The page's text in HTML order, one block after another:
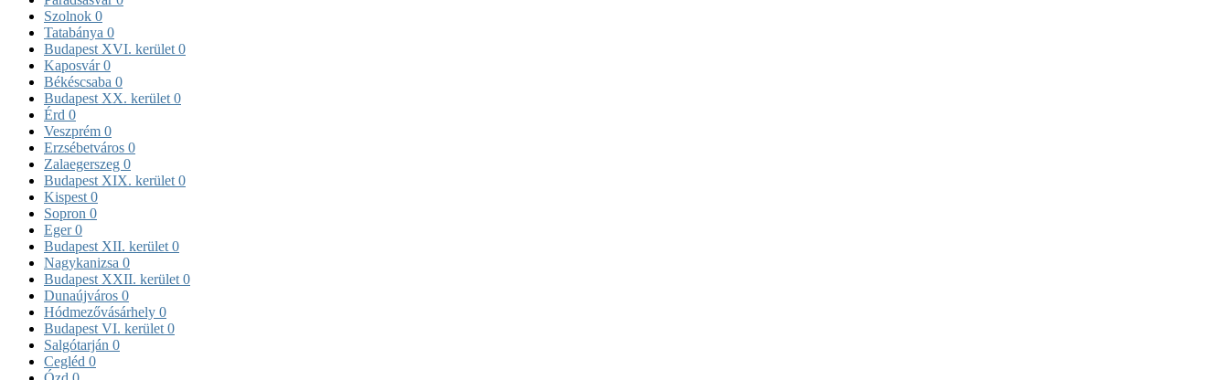
Szolnok 0
Tatabánya 0
Budapest XVI. kerület 0
Kaposvár0
Békéscsaba 0
Budapest XX. kerület 0
Érd 0
Veszprém 0
Erzsébetváros 0
Zalaegerszeg 0
Budapest XIX. kerület 0
Kispest 0
Sopron 0
Eger0
Budapest XII. kerület 0
Nagykanizsa 0
Budapest XXII. kerület 0
Dunaújváros 0
Hódmezővásárhely 0
Budapest VI. kerület 0
Salgótarján 0
Cegléd 0